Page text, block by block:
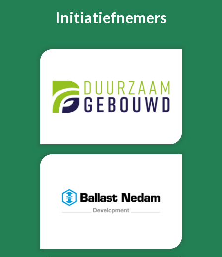
Initiatiefnemers